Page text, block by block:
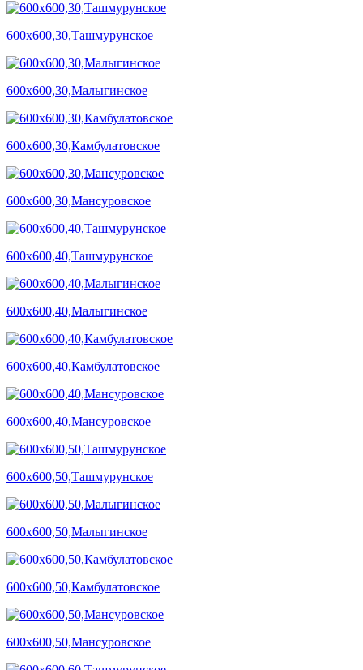
600х600,30,Ташмурунское
600х600,30,Малыгинское
600х600,30,Камбулатовское
600х600,30,Мансуровское
600х600,40,Ташмурунское
600х600,40,Малыгинское
600х600,40,Камбулатовское
600х600,40,Мансуровское
600х600,50,Ташмурунское
600х600,50,Малыгинское
600х600,50,Камбулатовское
600х600,50,Мансуровское